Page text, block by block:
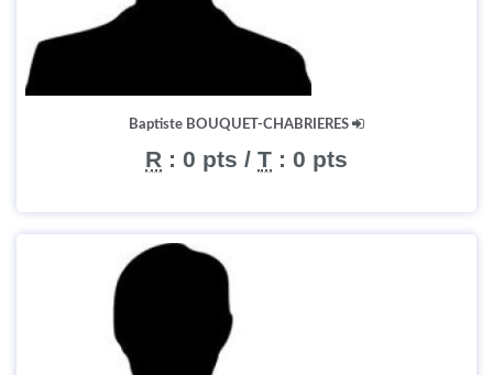
Baptiste BOUQUET-CHABRIERES
R : 0 pts / T : 0 pts